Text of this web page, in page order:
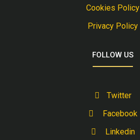
Cookies Policy
Privacy Policy
FOLLOW US
Twitter
Facebook
Linkedin